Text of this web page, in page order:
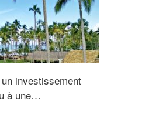
investissement
à une…